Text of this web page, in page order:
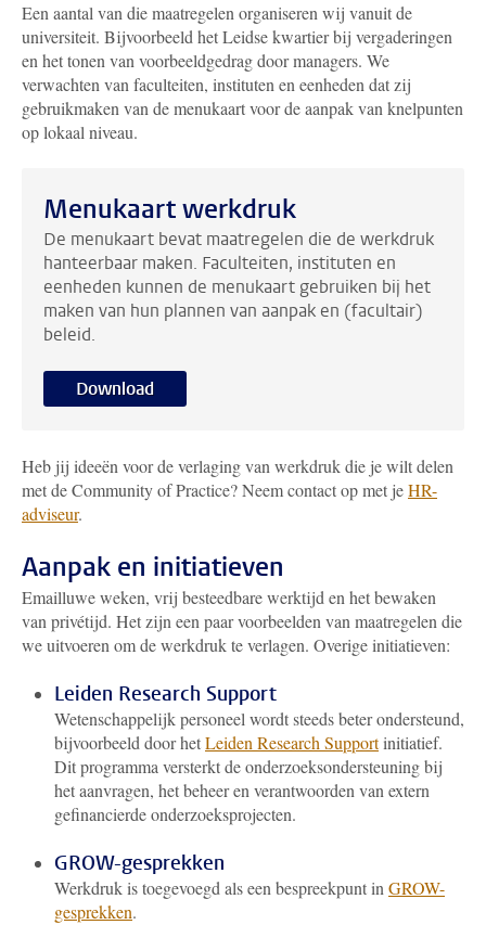
Een aantal van die maatregelen organiseren wij vanuit de
universiteit. Bijvoorbeeld het Leidse kwartier bij vergaderingen
en het tonen van voorbeeldgedrag door managers. We
verwachten van faculteiten, instituten en eenheden dat zij
gebruikmaken van de menukaart voor de aanpak van knelpunten
op lokaal niveau.
Menukaart werkdruk
De menukaart bevat maatregelen die de werkdruk
hanteerbaar maken. Faculteiten, instituten en
eenheden kunnen de menukaart gebruiken bij het
maken van hun plannen van aanpak en (facultair)
beleid.
Download
Heb jij ideeën voor de verlaging van werkdruk die je wilt delen
met de Community of Practice? Neem contact op met jeHR-
adviseur.
Aanpak en initiatieven
Emailluwe weken, vrij besteedbare werktijd en het bewaken
van privétijd. Het zijn een paar voorbeelden van maatregelen die
we uitvoeren om de werkdruk te verlagen. Overige initiatieven:
Leiden Research Support
Wetenschappelijk personeel wordt steeds beter ondersteund,
bijvoorbeeld door hetLeiden Research Supportinitiatief.
Dit programma versterkt de onderzoeksondersteuning bij
het aanvragen, het beheer en verantwoorden van extern
gefinancierde onderzoeksprojecten.
GROW-gesprekken
Werkdruk is toegevoegd als een bespreekpunt in GROW-
gesprekken.